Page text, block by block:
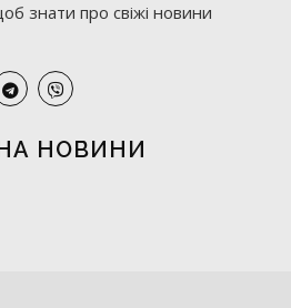
знати про свіжі новини
НОВИНИ